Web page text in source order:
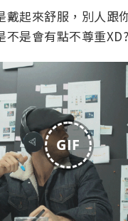
戴起來舒服，別人跟
是會有點不尊重XD?
GIF